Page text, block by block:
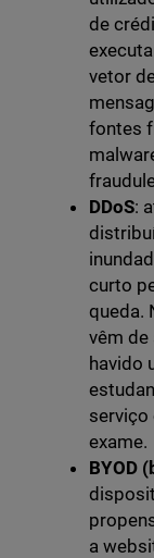
de
vetor
fontes
DDoS:
curto
queda.
vêm de
havido
serviço
exame.
BYOD
a